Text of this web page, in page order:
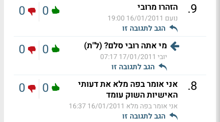
9
. הזהרו מרובי
נועם 16/01/2011 19:00
הגב לתגובה זו
0
0
מי אתה רובי סלם? (ל"ת)
יובי 17/01/2011 07:17
הגב לתגובה זו
0
0
8
.
אני אומר בפה מלא את דעותי
האישיות השוק עומד
אני אומר בפה מלא 16/01/2011 16:37
הגב לתגובה זו
0
0